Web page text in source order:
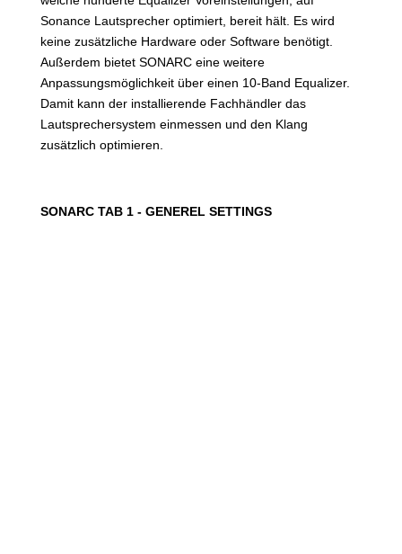
Sonance Lautsprecher optimiert, bereit hält. Es wird
keine zusätzliche Hardware oder Software benötigt.
Außerdem bietet SONARC eine weitere
Anpassungsmöglichkeit über einen 10-Band Equalizer.
Damit kann der installierende Fachhändler das
Lautsprechersystem einmessen und den Klang
zusätzlich optimieren.
SONARC TAB 1 - GENEREL SETTINGS